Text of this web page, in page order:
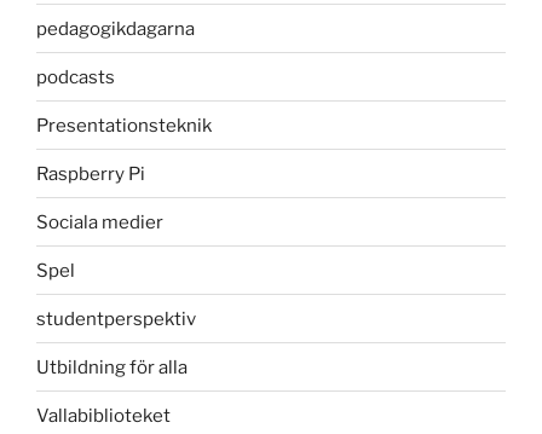
pedagogikdagarna
podcasts
Presentationsteknik
Raspberry Pi
Sociala medier
Spel
studentperspektiv
Utbildning för alla
Vallabiblioteket